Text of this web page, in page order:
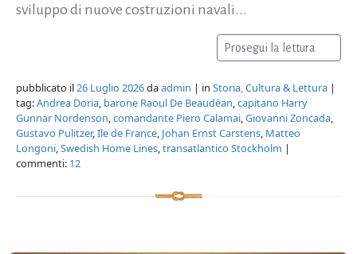
sviluppo di nuove costruzioni navali...
Prosegui la lettura
pubblicato il26 Luglio 2026daadmin | in Storia, Cultura & Lettura |
tag:Andrea Doria, barone Raoul De Beaudèan,capitano Harry
Gunnar Nordenson,comandante Piero Calamai,Giovanni Zoncada,
Gustavo Pulitzer,Ile de France, Johan Ernst Carstens, Matteo
Longoni,Swedish Home Lines,transatlantico Stockholm |
commenti: 12